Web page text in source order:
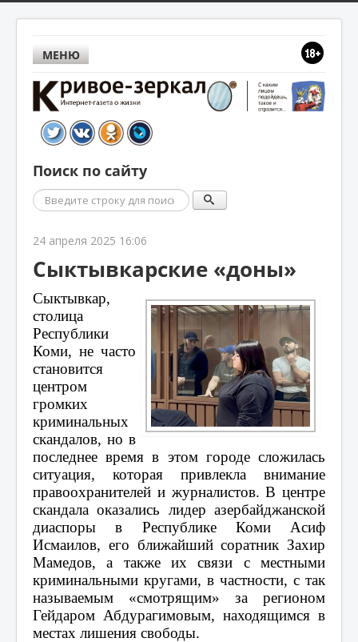
МЕНЮ
Поиск по сайту
Поиск
24 апреля 2025 16:06
Сыктывкарские «доны»
Сыктывкар,
столица
Республики
Коми, не часто
становится
центром
громких
криминальных
скандалов, но в
последнее время в этом городе сложилась
ситуация, которая привлекла внимание
правоохранителей и журналистов. В центре
скандала оказались лидер азербайджанской
диаспоры в Республике Коми Асиф
Исмаилов, его ближайший соратник Захир
Мамедов, а также их связи с местными
криминальными кругами, в частности, с так
называемым «смотрящим» за регионом
Гейдаром Абдурагимовым, находящимся в
местах лишения свободы.